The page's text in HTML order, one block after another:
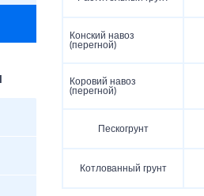
Конский навоз
(перегной)
Коровий навоз
(перегной)
Пескогрунт
Котлованный грунт